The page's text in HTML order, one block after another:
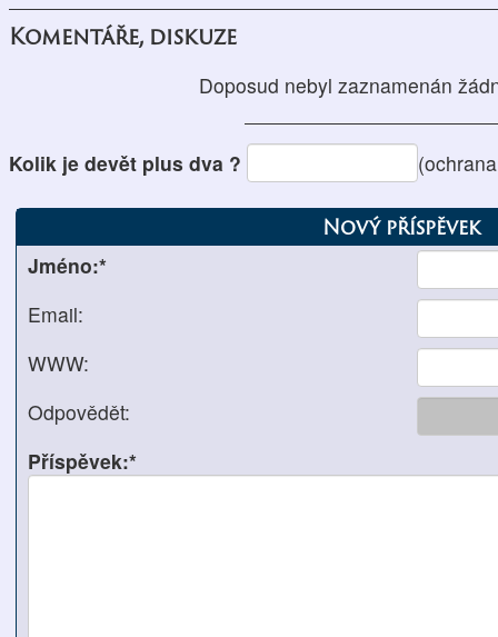
Komentáře, diskuze
Doposud nebyl zaznamenán
Kolik je devět plus dva ?
Nový příspěvek
Jméno:*
Email:
WWW:
Odpovědět:
Příspěvek:*